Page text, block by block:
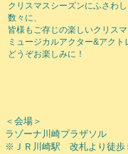
クリスマスシーズンにふさわ
数々に、
皆様もご存じの楽しいクリス
ミュージカルアクター&アク
どうぞお楽しみに！
＜会場＞
ラゾーナ川崎プラザソル
※ＪＲ川崎駅 改札より徒歩